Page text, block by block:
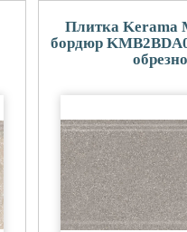
Плитка Kerama
бордюр